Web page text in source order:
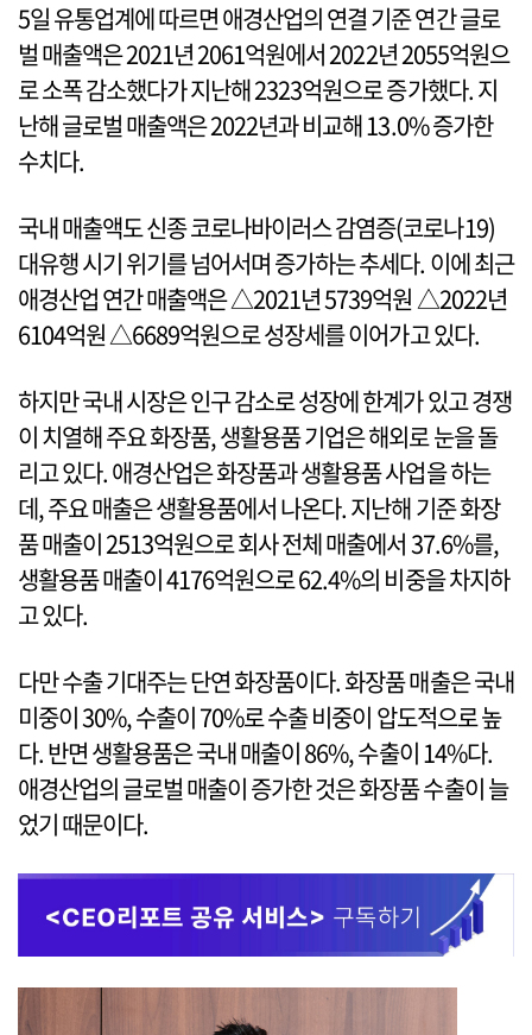
5일 유통업계에 따르면 애경산업의 연결 기준 연간 글로
벌 매출액은 2021년 2061억원에서 2022년 2055억원으
로 소폭 감소했다가 지난해 2323억원으로 증가했다. 지
난해 글로벌 매출액은 2022년과 비교해 13.0% 증가한
수치다.
국내 매출액도 신종 코로나바이러스 감염증(코로나19)
대유행 시기 위기를 넘어서며 증가하는 추세다. 이에 최근
애경산업 연간 매출액은 △2021년 5739억원 △2022년
6104억원 △6689억원으로 성장세를 이어가고 있다.
하지만 국내 시장은 인구 감소로 성장에 한계가 있고 경쟁
이 치열해 주요 화장품, 생활용품 기업은 해외로 눈을 돌
리고 있다. 애경산업은 화장품과 생활용품 사업을 하는
데, 주요 매출은 생활용품에서 나온다. 지난해 기준 화장
품 매출이 2513억원으로 회사 전체 매출에서 37.6%를,
생활용품 매출이 4176억원으로 62.4%의 비중을 차지하
고 있다.
다만 수출 기대주는 단연 화장품이다. 화장품 매출은 국내
미중이 30%, 수출이 70%로 수출 비중이 압도적으로 높
다. 반면 생활용품은 국내 매출이 86%, 수출이 14%다.
애경산업의 글로벌 매출이 증가한 것은 화장품 수출이 늘
었기 때문이다.